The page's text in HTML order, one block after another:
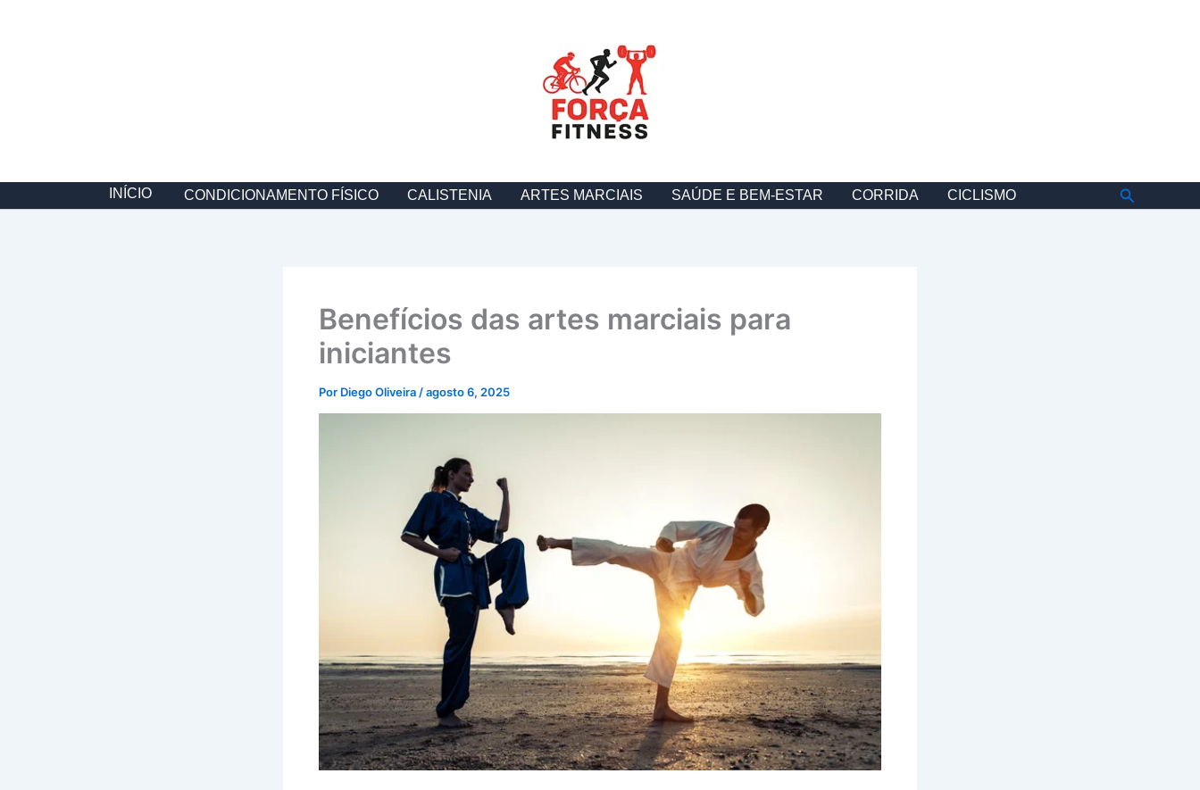
INÍCIO CONDICIONAMENTO FÍSICO CALISTENIA ARTES MARCIAIS SAÚDE E BEM-ESTAR CORRIDA CICLISMO Pesquisar
Benefícios das artes marciais para
iniciantes
Por Diego Oliveira /agosto 6, 2025